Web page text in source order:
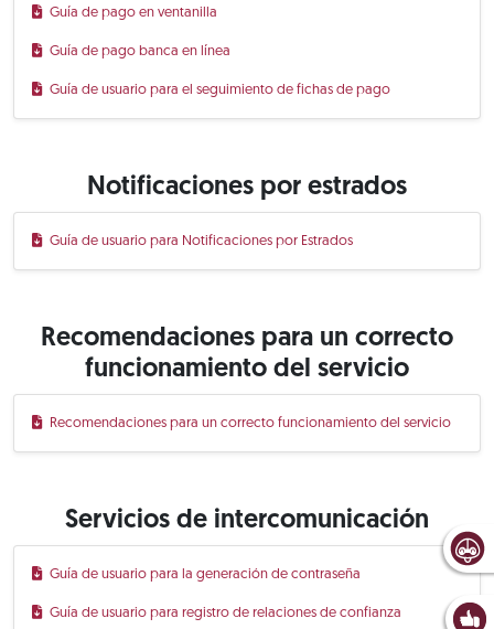
Guía de pago en ventanilla
Guía de pago banca en línea
Guía de usuario para el seguimiento de fichas de pago
Notificaciones por estrados
Guía de usuario para Notificaciones por Estrados
Recomendaciones para un correcto
funcionamiento del servicio
Recomendaciones para un correcto funcionamiento del servicio
Servicios de intercomunicación
Guía de usuario para la generación de contraseña
Guía de usuario para registro de relaciones de confianza